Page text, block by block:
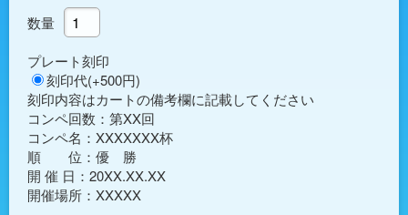
数量
プレート刻印
刻印代(+500円)
刻印内容はカートの備考欄に記載してください
コンペ回数：第XX回
コンペ名：XXXXXXX杯
順　　位：優　勝
開 催 日：20XX.XX.XX